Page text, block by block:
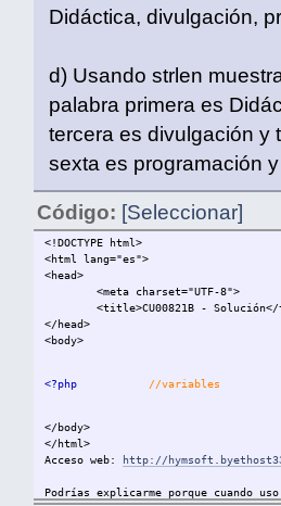
Didáctica, divulgación,
d) Usando strlen
palabra primera es
tercera es divulgación y
sexta es programación
Código: [Seleccionar]
<!DOCTYPE html>
<html lang="es">
<head>
<meta charset="UTF-8">
<title>CU00821B -
</head>
<body>
<?php //variables
</body>
</html>
Acceso web:
http://
Podrías explicarme porque cuando